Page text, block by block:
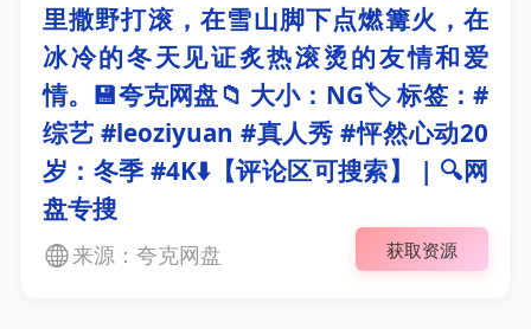
里撒野打滚，在雪山脚下点燃篝火，在
冰冷的冬天见证炙热滚烫的友情和爱
情。💾夸克网盘📁 大小：NG🏷 标签：#
综艺 #leoziyuan #真人秀 #怦然心动20
岁：冬季 #4K⬇️【评论区可搜索】 | 🔍网
盘专搜
来源：夸克网盘 获取资源